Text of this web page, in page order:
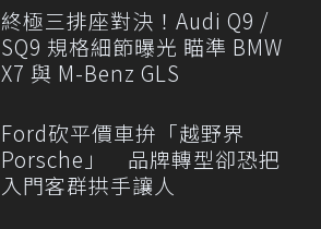
終極三排座對決！Audi Q9 /
SQ9 規格細節曝光 瞄準 BMW
X7 與 M-Benz GLS
Ford砍平價車拚「越野界
Porsche」 品牌轉型卻恐把
入門客群拱手讓人